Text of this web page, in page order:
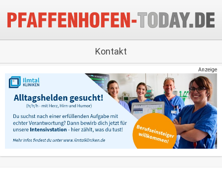
Kontakt
Anzeige